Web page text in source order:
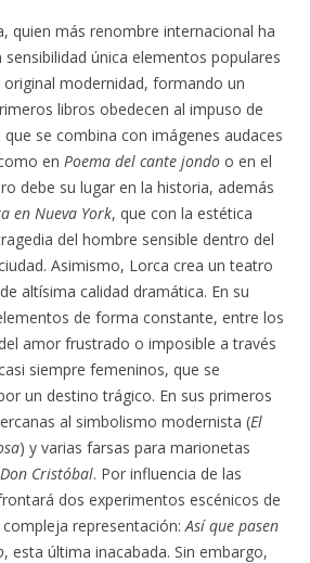
quien más renombre internacional ha
única elementos populares
original modernidad, formando un
libros obedecen al impuso de
se combina con imágenes audaces
en Poema del cante jondo o en el
debe su lugar en la historia, además
en Nueva York, que con la estética
del hombre sensible dentro del
Asimismo, Lorca crea un teatro
altísima calidad dramática. En su
de forma constante, entre los
amor frustrado o imposible a través
siempre femeninos, que se
un destino trágico. En sus primeros
al simbolismo modernista (El
) y varias farsas para marionetas
Cristóbal. Por influencia de las
dos experimentos escénicos de
representación:Así que pasen
, esta última inacabada. Sin embargo,